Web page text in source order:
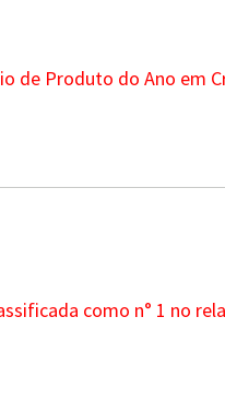
de Produto do Ano em
como n° 1 no